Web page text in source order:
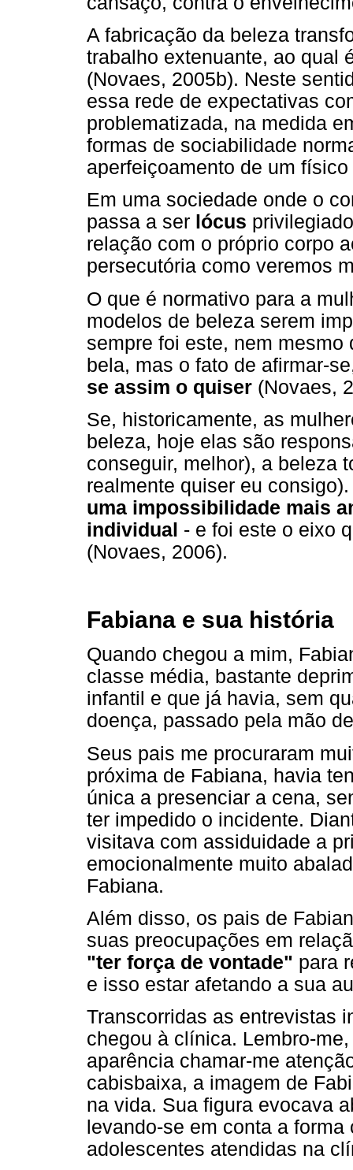
A fabricação da beleza
trabalho extenuante, ao qual
(Novaes, 2005b). Neste
essa rede de expectativas
problematizada, na medida
formas de sociabilidade
aperfeiçoamento de um
Em uma sociedade onde o
passa a ser lócus
relação com o próprio corpo
persecutória como veremos
O que é normativo para a
modelos de beleza serem
sempre foi este, nem
bela, mas o fato de afirmar-
se assim o quiser (Novaes,
Se, historicamente, as
beleza, hoje elas são
conseguir, melhor), a beleza
realmente quiser eu
uma impossibilidade mais
individual - e foi este o eixo
(Novaes, 2006).
Fabiana e sua história
Quando chegou a mim,
classe média, bastante
infantil e que já havia, sem
doença, passado pela mão
Seus pais me procuraram
próxima de Fabiana, havia
única a presenciar a cena,
ter impedido o incidente.
visitava com assiduidade a
emocionalmente muito
Fabiana.
Além disso, os pais de
suas preocupações em
"ter força de vontade" para
e isso estar afetando a sua
Transcorridas as entrevistas
chegou à clínica. Lembro-
aparência chamar-me
cabisbaixa, a imagem de
na vida. Sua figura evocava
levando-se em conta a
adolescentes atendidas na